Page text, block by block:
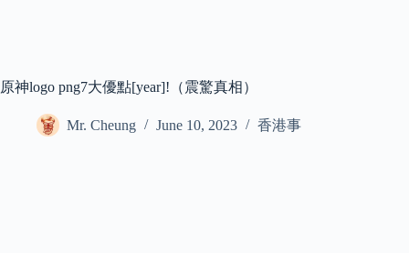
原神logo png7大優點[year]!（震驚真相）
Mr. Cheung June 10, 2023 香港事